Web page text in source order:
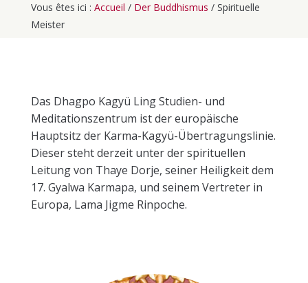
Vous êtes ici : Accueil / Der Buddhismus / Spirituelle
Meister
Das Dhagpo Kagyü Ling Studien- und
Meditationszentrum ist der europäische
Hauptsitz der Karma-Kagyü-Übertragungslinie.
Dieser steht derzeit unter der spirituellen
Leitung von Thaye Dorje, seiner Heiligkeit dem
17. Gyalwa Karmapa, und seinem Vertreter in
Europa, Lama Jigme Rinpoche.